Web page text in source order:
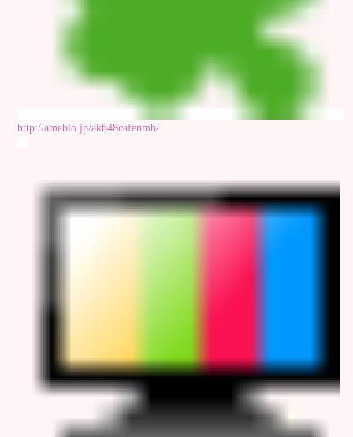
http://ameblo.jp/akb48cafenmb/